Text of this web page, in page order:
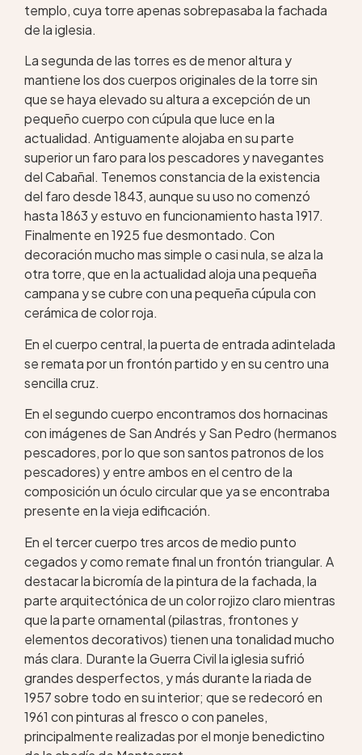
templo, cuya torre apenas sobrepasaba la fachada
de la iglesia.
La segunda de las torres es de menor altura y
mantiene los dos cuerpos originales de la torre sin
que se haya elevado su altura a excepción de un
pequeño cuerpo con cúpula que luce en la
actualidad. Antiguamente alojaba en su parte
superior un faro para los pescadores y navegantes
del Cabañal. Tenemos constancia de la existencia
del faro desde 1843, aunque su uso no comenzó
hasta 1863 y estuvo en funcionamiento hasta 1917.
Finalmente en 1925 fue desmontado. Con
decoración mucho mas simple o casi nula, se alza la
otra torre, que en la actualidad aloja una pequeña
campana y se cubre con una pequeña cúpula con
cerámica de color roja.
En el cuerpo central, la puerta de entrada adintelada
se remata por un frontón partido y en su centro una
sencilla cruz.
En el segundo cuerpo encontramos dos hornacinas
con imágenes de San Andrés y San Pedro (hermanos
pescadores, por lo que son santos patronos de los
pescadores) y entre ambos en el centro de la
composición un óculo circular que ya se encontraba
presente en la vieja edificación.
En el tercer cuerpo tres arcos de medio punto
cegados y como remate final un frontón triangular. A
destacar la bicromía de la pintura de la fachada, la
parte arquitectónica de un color rojizo claro mientras
que la parte ornamental (pilastras, frontones y
elementos decorativos) tienen una tonalidad mucho
más clara. Durante la Guerra Civil la iglesia sufrió
grandes desperfectos, y más durante la riada de
1957 sobre todo en su interior; que se redecoró en
1961 con pinturas al fresco o con paneles,
principalmente realizadas por el monje benedictino